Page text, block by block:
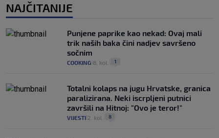
NAJČITANIJE
Punjene paprike kao nekad: Ovaj mali
trik naših baka čini nadjev savršeno
sočnim
COOKING 8. kol. 1
Totalni kolaps na jugu Hrvatske, granica
paralizirana. Neki iscrpljeni putnici
završili na Hitnoj: "Ovo je teror!"
VIJESTI 2. kol. 8